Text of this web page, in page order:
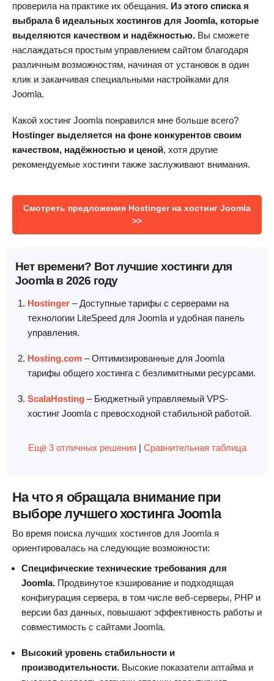
проверила на практике их обещания. Из этого списка я
выбрала 6 идеальных хостингов для Joomla, которые
выделяются качеством и надёжностью. Вы сможете
наслаждаться простым управлением сайтом благодаря
различным возможностям, начиная от установок в один
клик и заканчивая специальными настройками для
Joomla.
Какой хостинг Joomla понравился мне больше всего?
Hostinger выделяется на фоне конкурентов своим
качеством, надёжностью и ценой, хотя другие
рекомендуемые хостинги также заслуживают внимания.
Смотреть предложения Hostinger на хостинг Joomla
>>
Нет времени? Вот лучшие хостинги для
Joomla в 2026 году
Hostinger – Доступные тарифы с серверами на
технологии LiteSpeed для Joomla и удобная панель
управления.
Hosting.com – Оптимизированные для Joomla
тарифы общего хостинга с безлимитными ресурсами.
ScalaHosting – Бюджетный управляемый VPS-
хостинг Joomla с превосходной стабильной работой.
Ещё 3 отличных решения | Сравнительная таблица
На что я обращала внимание при
выборе лучшего хостинга Joomla
Во время поиска лучших хостингов для Joomla я
ориентировалась на следующие возможности:
Специфические технические требования для
Joomla. Продвинутое кэширование и подходящая
конфигурация сервера, в том числе веб-серверы, PHP и
версии баз данных, повышают эффективность работы и
совместимость с сайтами Joomla.
Высокий уровень стабильности и
производительности. Высокие показатели аптайма и